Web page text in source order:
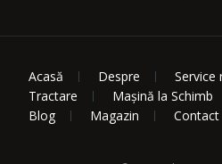
Acasă Despre Service
Tractare
Mașină la Schimb
Blog
Magazin Contact